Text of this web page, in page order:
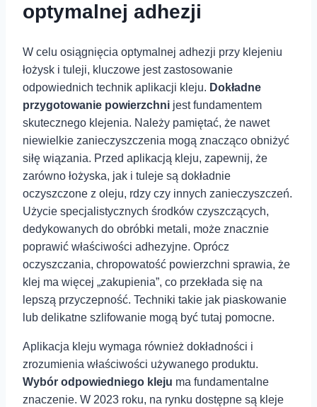
optymalnej adhezji
W celu ‍osiągnięcia optymalnej adhezji przy klejeniu
łożysk i tuleji, kluczowe jest zastosowanie
odpowiednich technik aplikacji kleju. Dokładne
przygotowanie powierzchni jest fundamentem
skutecznego klejenia. ⁤Należy pamiętać, że nawet
niewielkie zanieczyszczenia mogą znacząco⁣ obniżyć
siłę wiązania. Przed aplikacją kleju, ⁤zapewnij, że
zarówno łożyska, jak i tuleje są dokładnie
oczyszczone z oleju, rdzy czy innych zanieczyszczeń.
Użycie specjalistycznych środków‍ czyszczących,
dedykowanych do obróbki metali, może znacznie
poprawić właściwości ⁢adhezyjne. Oprócz
oczyszczania, chropowatość powierzchni sprawia, że
⁣klej ma więcej „zakupienia”, co przekłada się na
lepszą przyczepność. Techniki takie⁣ jak piaskowanie
lub delikatne ⁣szlifowanie mogą⁣ być tutaj pomocne.
Aplikacja kleju wymaga również dokładności i
zrozumienia właściwości używanego produktu.
Wybór odpowiedniego kleju ma fundamentalne
znaczenie. W 2023 roku, na ‍rynku dostępne są kleje